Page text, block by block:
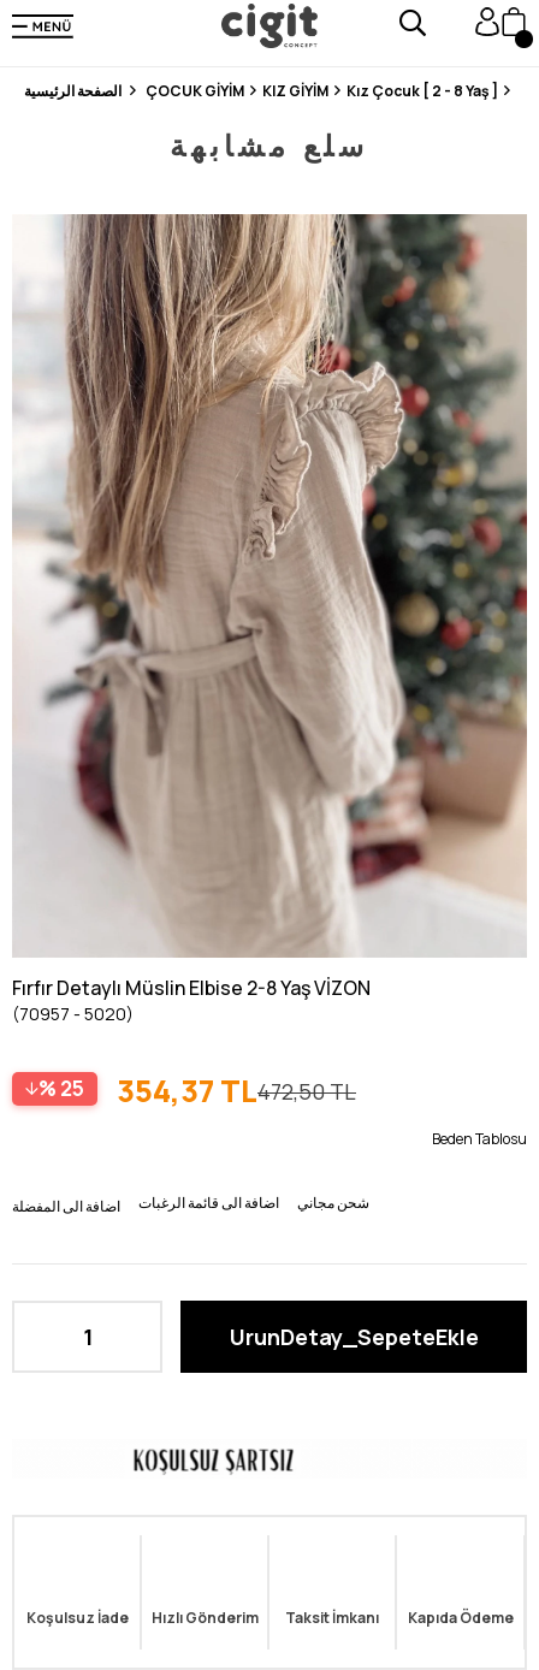
En Uygun Fiyat Garantisi !
300₺ ve Üzeri Alışverişlerde Kargo Ücretsiz !
Koşulsuz Şartsız İade İmkanı
ÇOCUK GİYİM KIZ GİYİM Kız Çocuk [ 2 - 8 Yaş ]
سلع مشابهة
Fırfır Detaylı Müslin Elbise 2-8 Yaş VİZON
(70957 - 5020)
25 472,50 TL
354,37 TL
Beden Tablosu
اضافة الى المفضلة اضافة الى قائمة الرغبات شحن مجاني
Koşulsuz İade Hızlı Gönderim Taksit İmkanı Kapıda Ödeme